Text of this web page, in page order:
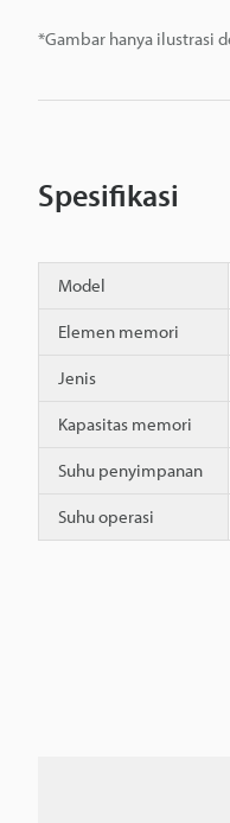
*Gambar hanya ilustrasi
Spesifikasi
Model
Elemen memori
Jenis
Kapasitas memori
Suhu penyimpanan
Suhu operasi